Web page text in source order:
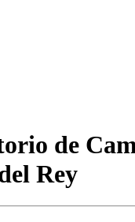
de
Rey